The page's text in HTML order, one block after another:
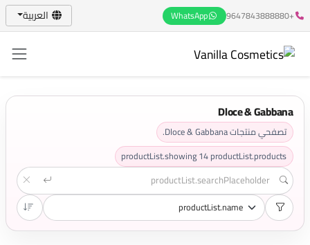
+9647843888880
WhatsApp العربية
Dloce & Gabbana
تصفحي منتجات Dloce & Gabbana.
productList.showing14productList.products